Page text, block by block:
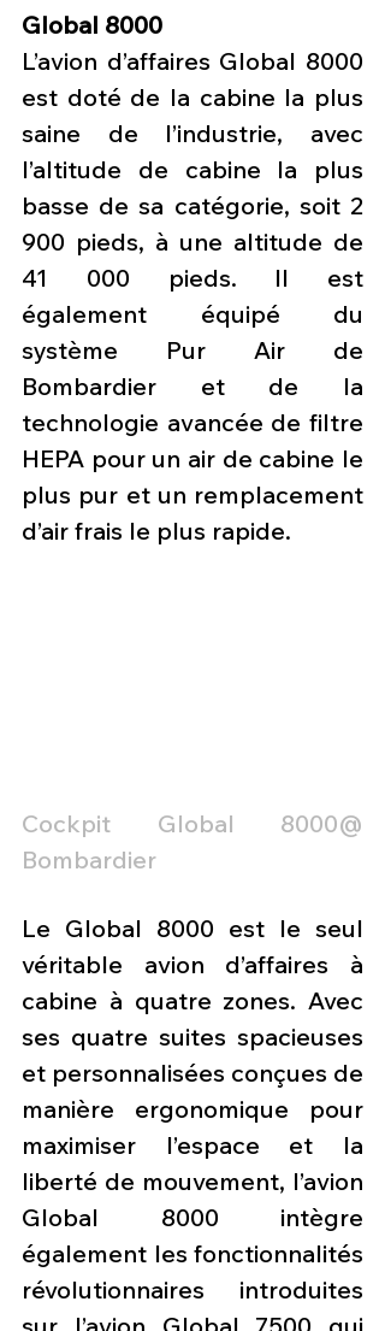
Global 8000
L’avion d’affaires Global 8000
est doté de la cabine la plus
saine de l’industrie, avec
l’altitude de cabine la plus
basse de sa catégorie, soit 2
900 pieds, à une altitude de
41 000 pieds. Il est
également équipé du
système Pur Air de
Bombardier et de la
technologie avancée de filtre
HEPA pour un air de cabine le
plus pur et un remplacement
d’air frais le plus rapide.
Cockpit Global 8000@
Bombardier
Le Global 8000 est le seul
véritable avion d’affaires à
cabine à quatre zones. Avec
ses quatre suites spacieuses
et personnalisées conçues de
manière ergonomique pour
maximiser l’espace et la
liberté de mouvement, l’avion
Global 8000 intègre
également les fonctionnalités
révolutionnaires introduites